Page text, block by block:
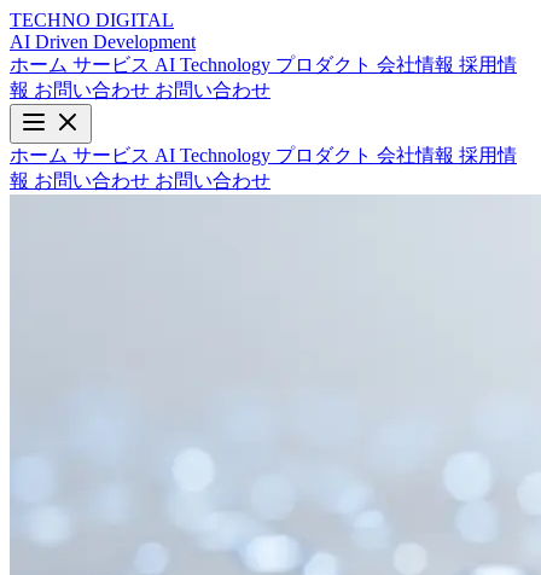
TECHNO DIGITAL
AI Driven Development
ホーム サービス AI Technology プロダクト 会社情報 採用情
報 お問い合わせ お問い合わせ
ホーム サービス AI Technology プロダクト 会社情報 採用情
報 お問い合わせ お問い合わせ